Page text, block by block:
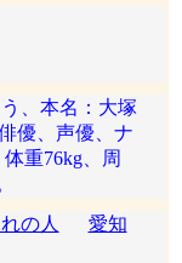
、本名：大塚
優、声優、ナ
重76kg、周
の人
愛知